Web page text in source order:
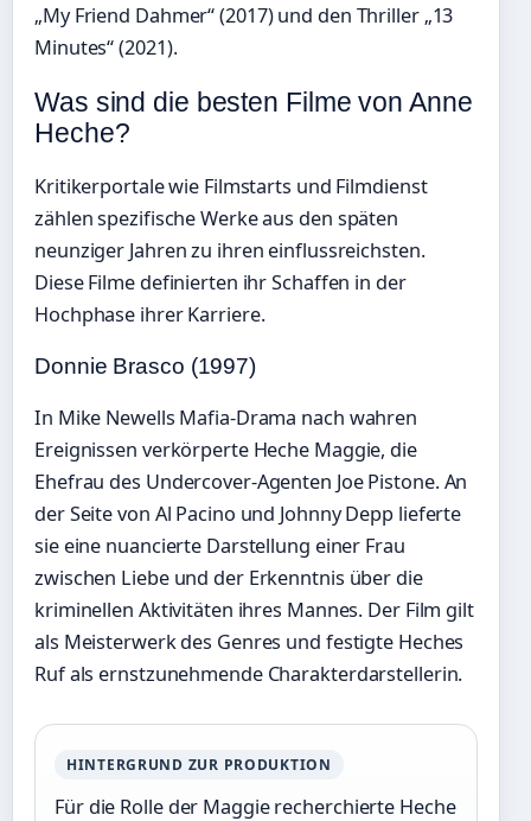
„My Friend Dahmer“ (2017) und den Thriller „13
Minutes“ (2021).
Was sind die besten Filme von Anne
Heche?
Kritikerportale wie Filmstarts und Filmdienst
zählen spezifische Werke aus den späten
neunziger Jahren zu ihren einflussreichsten.
Diese Filme definierten ihr Schaffen in der
Hochphase ihrer Karriere.
Donnie Brasco (1997)
In Mike Newells Mafia-Drama nach wahren
Ereignissen verkörperte Heche Maggie, die
Ehefrau des Undercover-Agenten Joe Pistone. An
der Seite von Al Pacino und Johnny Depp lieferte
sie eine nuancierte Darstellung einer Frau
zwischen Liebe und der Erkenntnis über die
kriminellen Aktivitäten ihres Mannes. Der Film gilt
als Meisterwerk des Genres und festigte Heches
Ruf als ernstzunehmende Charakterdarstellerin.
HINTERGRUND ZUR PRODUKTION
Für die Rolle der Maggie recherchierte Heche